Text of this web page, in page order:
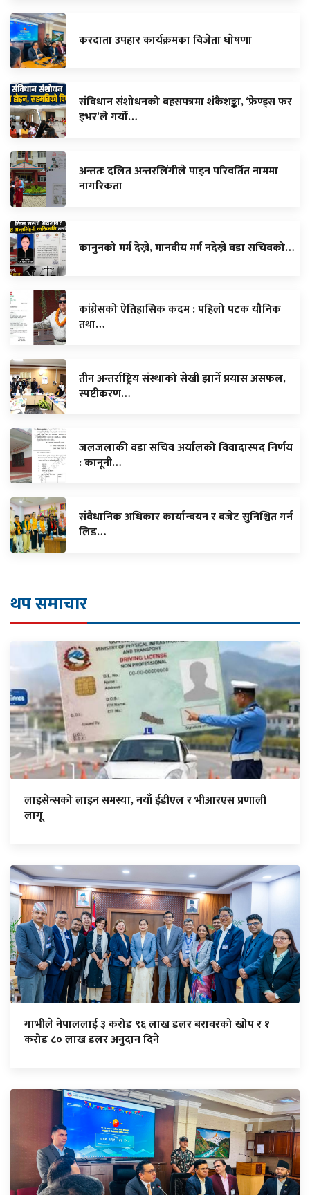
करदाता उपहार कार्यक्रमका विजेता घाेषणा
संविधान संशोधनको बहसपत्रमा शंकैशङ्का, ‘फ्रेण्ड्स फर
इभर’ले गर्यो…
अन्ततः दलित अन्तरलिंगीले पाइन परिवर्तित नाममा
नागरिकता
कानुनको मर्म देख्ने, मानवीय मर्म नदेख्ने वडा सचिवको…
कांग्रेसको ऐतिहासिक कदम : पहिलो पटक यौनिक
तथा…
तीन अन्तर्राष्ट्रिय संस्थाको सेखी झार्ने प्रयास असफल,
स्पष्टीकरण…
जलजलाकी वडा सचिव अर्यालको विवादास्पद निर्णय
: कानूनी…
संवैधानिक अधिकार कार्यान्वयन र बजेट सुनिश्चित गर्न
लिड…
थप समाचार
लाइसेन्सको लाइन समस्या, नयाँ ईडीएल र भीआरएस प्रणाली
लागू
गाभीले नेपाललाई ३ करोड ९६ लाख डलर बराबरको खोप र १
करोड ८० लाख डलर अनुदान दिने